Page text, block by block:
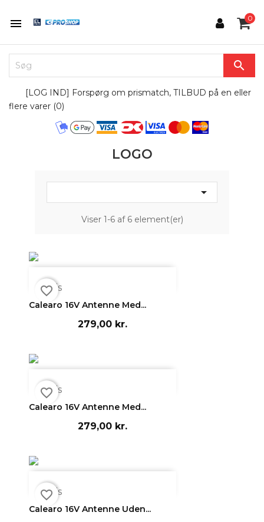
 0

[LOG IND] Forspørg om prismatch, TILBUD på en eller
flere varer (0)
LOGO

Viser 1-6 af 6 element(er)
Vis
Calearo 16V Antenne Med...
279,00 kr.
favorite_border
Vis
Calearo 16V Antenne Med...
279,00 kr.
favorite_border
Vis
Calearo 16V Antenne Uden...
favorite_border